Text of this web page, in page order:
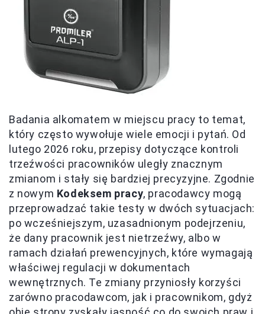
Badania alkomatem w miejscu pracy to temat,
który często wywołuje wiele emocji i pytań. Od
lutego 2026 roku, przepisy dotyczące kontroli
trzeźwości pracowników uległy znacznym
zmianom i stały się bardziej precyzyjne. Zgodnie
z nowym Kodeksem pracy, pracodawcy mogą
przeprowadzać takie testy w dwóch sytuacjach:
po wcześniejszym, uzasadnionym podejrzeniu,
że dany pracownik jest nietrzeźwy, albo w
ramach działań prewencyjnych, które wymagają
właściwej regulacji w dokumentach
wewnętrznych. Te zmiany przyniosły korzyści
zarówno pracodawcom, jak i pracownikom, gdyż